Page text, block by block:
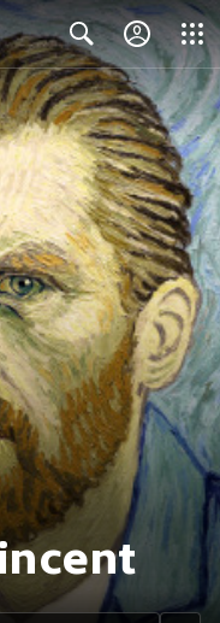
Search Close